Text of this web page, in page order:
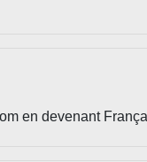
en devenant